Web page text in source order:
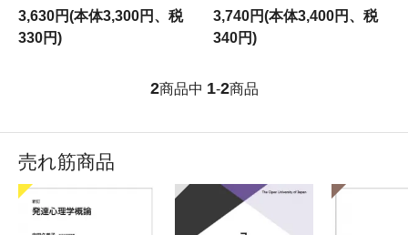
3,630円(本体3,300円、税
330円)
3,740円(本体3,400円、税
340円)
2商品中 1-2商品
売れ筋商品